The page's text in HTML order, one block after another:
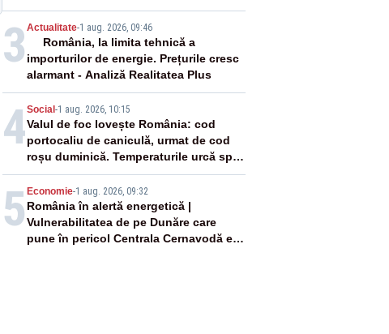
3 Actualitate-1 aug. 2026, 09:46
România, la limita tehnică a
importurilor de energie. Prețurile cresc
alarmant - Analiză Realitatea Plus
4Social -1 aug. 2026, 10:15
Valul de foc lovește România: cod
portocaliu de caniculă, urmat de cod
roșu duminică. Temperaturile urcă spre
40°C
5 Economie-1 aug. 2026, 09:32
România în alertă energetică |
Vulnerabilitatea de pe Dunăre care
pune în pericol Centrala Cernavodă era